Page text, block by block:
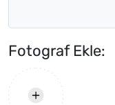
Fotograf Ekle: